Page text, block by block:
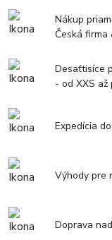
Nákup
Česká firma
Desaťtisíce
- od XXS až
Expedícia
Výhody pre
Doprava